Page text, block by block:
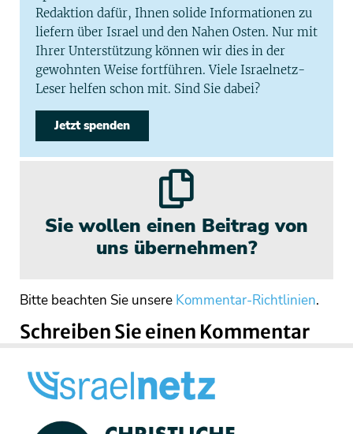
Redaktion dafür, Ihnen solide Informationen zu
liefern über Israel und den Nahen Osten. Nur mit
Ihrer Unterstützung können wir dies in der
gewohnten Weise fortführen. Viele Israelnetz-
Leser helfen schon mit. Sind Sie dabei?
Jetzt spenden
Sie wollen einen Beitrag von
uns übernehmen?
Bitte beachten Sie unsere Kommentar-Richtlinien.
Schreiben Sie einen Kommentar